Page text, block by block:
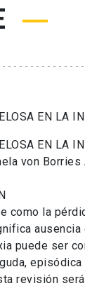
EN LA
EN LA
von
como la
ausencia
puede ser
episódica
revisión